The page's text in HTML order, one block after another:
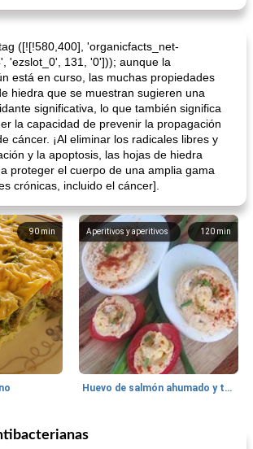
([![!580,400], 'organicfacts_net-
'ezslot_0', 131, '0'])); aunque la
está en curso, las muchas propiedades
hiedra que se muestran sugieren una
significativa, lo que también significa
la capacidad de prevenir la propagación
cáncer. ¡Al eliminar los radicales libres y
y la apoptosis, las hojas de hiedra
proteger el cuerpo de una amplia gama
crónicas, incluido el cáncer].
90 min 120 min
Aperitivos y aperitivos
Huevo de salmón ahumado y tomates rellenos.
3min Pastelitos